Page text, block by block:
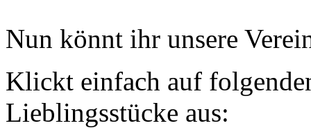
Nun könnt ihr unsere
Klickt einfach auf
Lieblingsstücke aus: